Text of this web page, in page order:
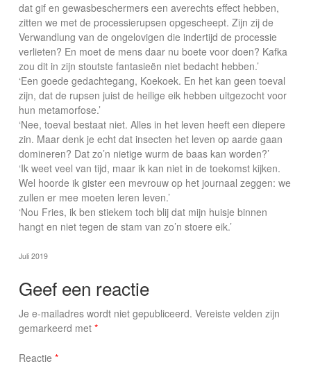
dat gif en gewasbeschermers een averechts effect hebben,
zitten we met de processierupsen opgescheept. Zijn zij de
Verwandlung van de ongelovigen die indertijd de processie
verlieten? En moet de mens daar nu boete voor doen? Kafka
zou dit in zijn stoutste fantasieën niet bedacht hebben.’
‘Een goede gedachtegang, Koekoek. En het kan geen toeval
zijn, dat de rupsen juist de heilige eik hebben uitgezocht voor
hun metamorfose.’
‘Nee, toeval bestaat niet. Alles in het leven heeft een diepere
zin. Maar denk je echt dat insecten het leven op aarde gaan
domineren? Dat zo’n nietige wurm de baas kan worden?’
‘Ik weet veel van tijd, maar ik kan niet in de toekomst kijken.
Wel hoorde ik gister een mevrouw op het journaal zeggen: we
zullen er mee moeten leren leven.’
‘Nou Fries, ik ben stiekem toch blij dat mijn huisje binnen
hangt en niet tegen de stam van zo’n stoere eik.’
Juli 2019
Geef een reactie
Je e-mailadres wordt niet gepubliceerd. Vereiste velden zijn
gemarkeerd met *
Reactie *